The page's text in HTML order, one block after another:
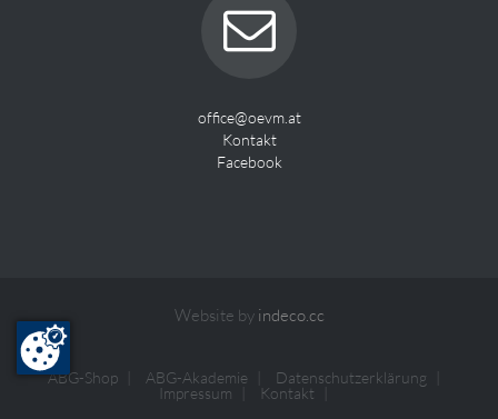
office@oevm.at
Kontakt
Facebook
Website by indeco.cc
ABG-Shop ABG-Akademie
Datenschutzerklärung
Impressum
Kontakt